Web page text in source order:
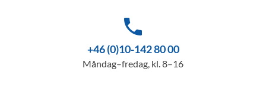
phone
+46 (0)10-142 80 00
Måndag–fredag, kl. 8–16